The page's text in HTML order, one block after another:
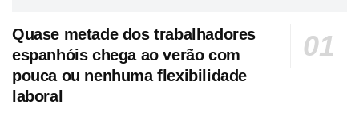
Quase metade dos trabalhadores
espanhóis chega ao verão com
pouca ou nenhuma flexibilidade
laboral